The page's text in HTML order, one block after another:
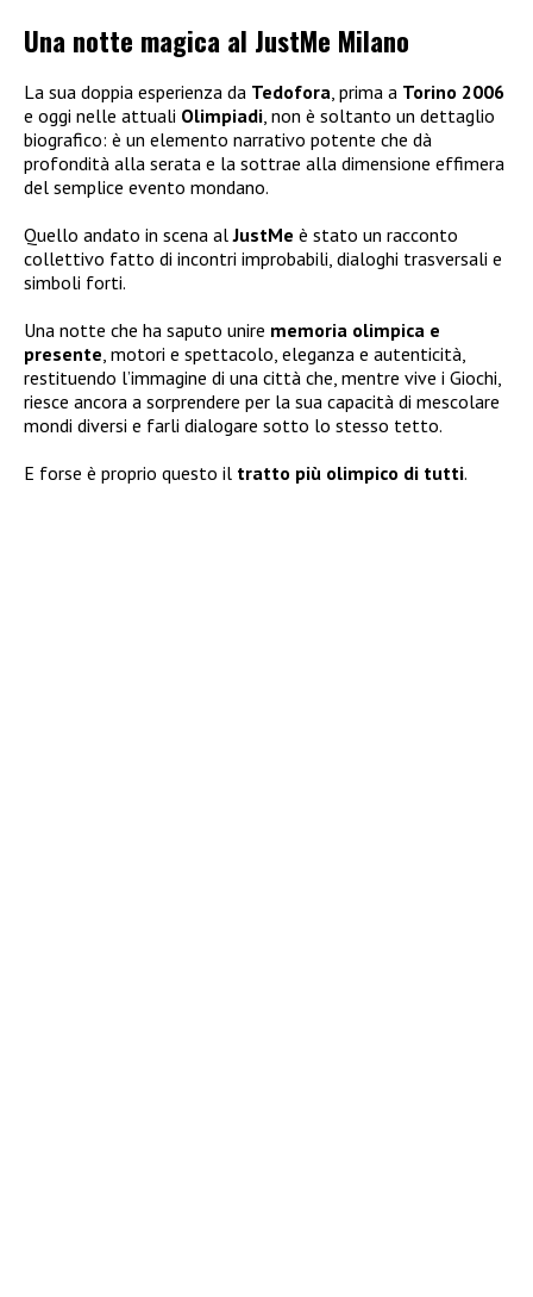
Una notte magica al JustMe Milano
La sua doppia esperienza da Tedofora, prima a Torino 2006
e oggi nelle attuali Olimpiadi, non è soltanto un dettaglio
biografico: è un elemento narrativo potente che dà
profondità alla serata e la sottrae alla dimensione effimera
del semplice evento mondano.
Quello andato in scena alJustMe è stato un racconto
collettivo fatto di incontri improbabili, dialoghi trasversali e
simboli forti.
Una notte che ha saputo unire memoria olimpica e
presente, motori e spettacolo, eleganza e autenticità,
restituendo l’immagine di una città che, mentre vive i Giochi,
riesce ancora a sorprendere per la sua capacità di mescolare
mondi diversi e farli dialogare sotto lo stesso tetto.
E forse è proprio questo il tratto più olimpico di tutti.